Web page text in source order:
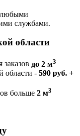
любыми
службами.
области
до 2 м3
области - 590 руб. +
больше 2 м3